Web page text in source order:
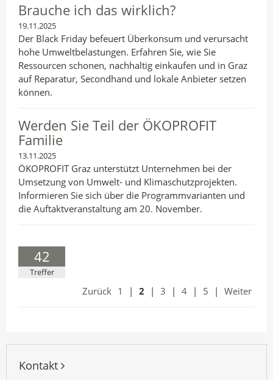
Brauche ich das wirklich?
19.11.2025
Der Black Friday befeuert Überkonsum und verursacht
hohe Umweltbelastungen. Erfahren Sie, wie Sie
Ressourcen schonen, nachhaltig einkaufen und in Graz
auf Reparatur, Secondhand und lokale Anbieter setzen
können.
Werden Sie Teil der ÖKOPROFIT
Familie
13.11.2025
ÖKOPROFIT Graz unterstützt Unternehmen bei der
Umsetzung von Umwelt- und Klimaschutzprojekten.
Informieren Sie sich über die Programmvarianten und
die Auftaktveranstaltung am 20. November.
42
Treffer
Zurück 1 | 2 | 3 | 4 | 5 | Weiter
Kontakt